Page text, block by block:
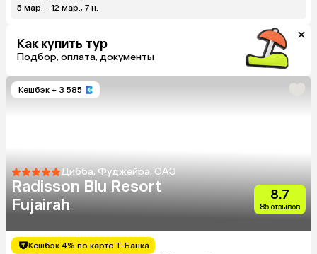
5 мар. - 12 мар., 7 н.
Как купить тур
Подбор, оплата, документы
Кешбэк + 3 585
Дибба, Фуджейра, ОАЭ
Radisson Blu Resort
Fujairah
8.7
85 отзывов
Кешбэк 4% по карте Т-Банка